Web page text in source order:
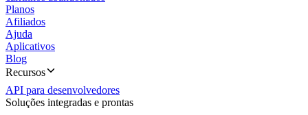
Planos
Afiliados
Ajuda
Aplicativos
Blog
Recursos
API para desenvolvedores
Soluções integradas e prontas